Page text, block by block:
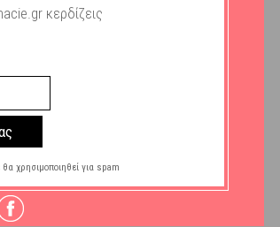
κερδίζεις
χρησιμοποιηθεί για spam